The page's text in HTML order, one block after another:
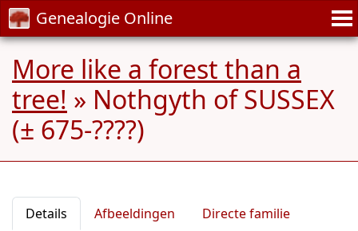
Genealogie Online
More like a forest than a
tree! » Nothgyth of SUSSEX
(± 675-????)
Details Afbeeldingen
Directe familie